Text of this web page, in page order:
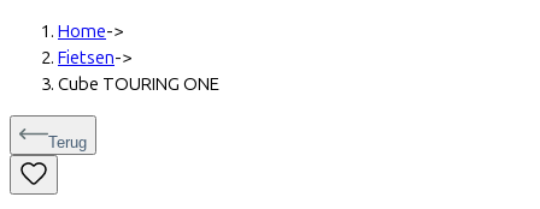
Home->
Fietsen->
Cube TOURING ONE
Terug